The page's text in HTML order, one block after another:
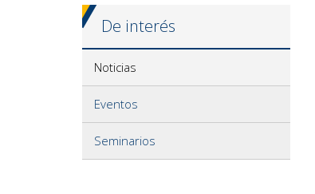
De interés
Noticias
Eventos
Seminarios